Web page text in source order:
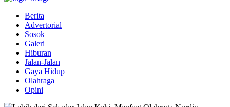
Berita
Advertorial
Sosok
Galeri
Hiburan
Jalan-Jalan
Gaya Hidup
Olahraga
Opini